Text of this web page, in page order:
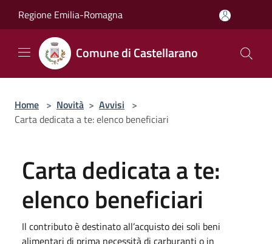
Regione Emilia-Romagna
Comune di Castellarano
Home > Novità > Avvisi >
Carta dedicata a te: elenco beneficiari
Carta dedicata a te:
elenco beneficiari
Il contributo è destinato all’acquisto dei soli beni
alimentari di prima necessità di carburanti o in